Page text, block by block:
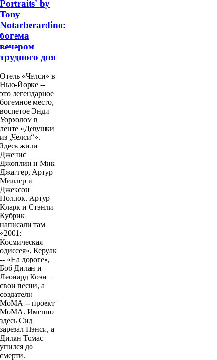
Portraits' by
Tony
Notarberardino:
богема
вечером
трудного дня
Отель «Челси» в
Нью-Йорке --
это легендарное
богемное место,
воспетое Энди
Уорхолом в
ленте «Девушки
из „Челси“».
Здесь жили
Дженис
Джоплин и Мик
Джаггер, Артур
Миллер и
Джексон
Поллок. Артур
Кларк и Стэнли
Кубрик
написали там
«2001:
Космическая
одиссея», Керуак
-- «На дороге»,
Боб Дилан и
Леонард Коэн -
свои песни, а
создатели
МоМА -- проект
МоМА. Именно
здесь Сид
зарезал Нэнси, а
Дилан Томас
упился до
смерти.